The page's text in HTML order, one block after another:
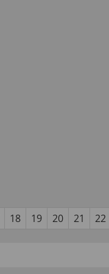
18 19 20 21 22